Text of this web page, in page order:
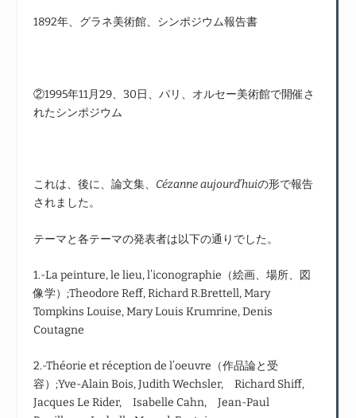
1892年、グラネ美術館、シンポジウム報告書
②1995年11月29、30日、パリ、オルセー美術館で開催さ
れたシンポジウム
これは、後に、論文集、 Cézanne aujourd’huiの形で報告
されました。
テーマと各テーマの発表者は以下の通りでした。
1.-La peinture, le lieu, l’iconographie（絵画、場所、図
像学）;Theodore Reff, Richard R.Brettell, Mary
Tompkins Louise, Mary Louis Krumrine, Denis
Coutagne
2.-Théorie et réception de l’oeuvre（作品論と受
容）;Yve-Alain Bois, Judith Wechsler, Richard Shiff,
Jacques Le Rider, Isabelle Cahn, Jean-Paul